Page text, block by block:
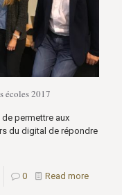
écoles 2017
permettre aux
du digital de répondre
0 Read more